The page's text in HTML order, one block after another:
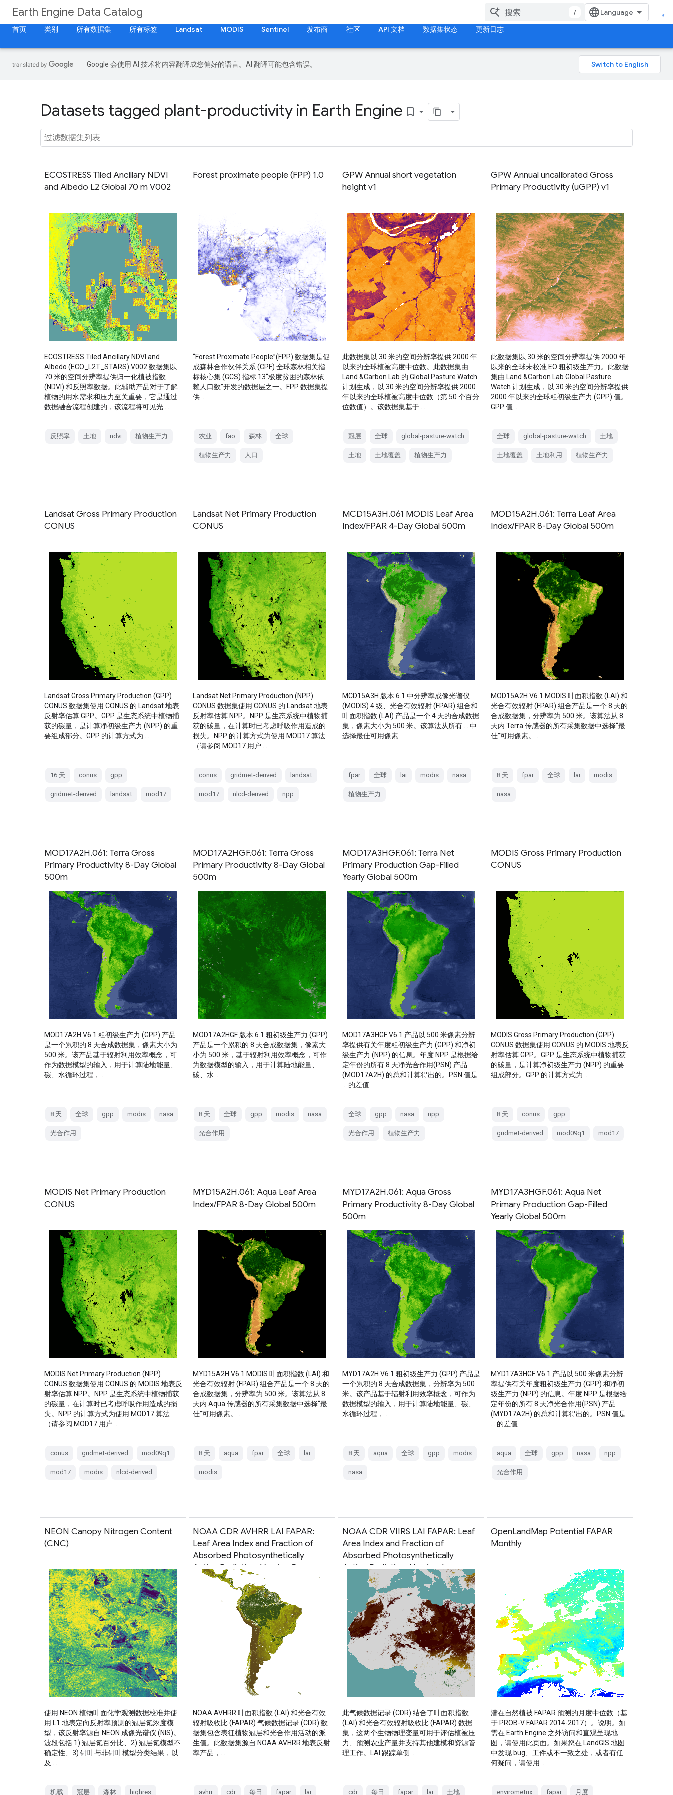
Earth Engine Data Catalog
/
首页
类别 所有数据集 所有标签 Landsat MODIS Sentinel 发布商 社区 API 文档 数据集状态 更新日志
Google 会使用 AI 技术将内容翻译成您偏好的语言。AI 翻译可能包含错误。
Datasets tagged plant-productivity in Earth Engine bookmark_border
ECOSTRESS Tiled Ancillary NDVI
and Albedo L2 Global 70 m V002
ECOSTRESS Tiled Ancillary NDVI and
Albedo (ECO_L2T_STARS) V002 数据集以
70 米的空间分辨率提供归一化植被指数
(NDVI) 和反照率数据。此辅助产品对于了解
植物的用水需求和压力至关重要，它是通过
数据融合流程创建的，该流程将可见光 …
反照率 土地 ndvi 植物生产力
Forest proximate people (FPP) 1.0
“Forest Proximate People”(FPP) 数据集是促
成森林合作伙伴关系 (CPF) 全球森林相关指
标核心集 (GCS) 指标 13“极度贫困的森林依
赖人口数”开发的数据层之一。FPP 数据集提
供 …
农业 fao 森林 全球
植物生产力 人口
GPW Annual short vegetation
height v1
此数据集以 30 米的空间分辨率提供 2000 年
以来的全球植被高度中位数。此数据集由
Land &Carbon Lab 的 Global Pasture Watch
计划生成，以 30 米的空间分辨率提供 2000
年以来的全球植被高度中位数（第 50 个百分
位数值）。该数据集基于 …
冠层 全球 global-pasture-watch
土地 土地覆盖 植物生产力
GPW Annual uncalibrated Gross
Primary Productivity (uGPP) v1
此数据集以 30 米的空间分辨率提供 2000 年
以来的全球未校准 EO 粗初级生产力。此数据
集由 Land &Carbon Lab Global Pasture
Watch 计划生成，以 30 米的空间分辨率提供
2000 年以来的全球粗初级生产力 (GPP) 值。
GPP 值 …
全球 global-pasture-watch 土地
土地覆盖 土地利用 植物生产力
Landsat Gross Primary Production
CONUS
Landsat Gross Primary Production (GPP)
CONUS 数据集使用 CONUS 的 Landsat 地表
反射率估算 GPP。GPP 是生态系统中植物捕
获的碳量，是计算净初级生产力 (NPP) 的重
要组成部分。GPP 的计算方式为 …
16 天 conus gpp
gridmet-derived landsat mod17
Landsat Net Primary Production
CONUS
Landsat Net Primary Production (NPP)
CONUS 数据集使用 CONUS 的 Landsat 地表
反射率估算 NPP。NPP 是生态系统中植物捕
获的碳量，在计算时已考虑呼吸作用造成的
损失。NPP 的计算方式为使用 MOD17 算法
（请参阅 MOD17 用户 …
conus gridmet-derived landsat
mod17 nlcd-derived npp
MCD15A3H.061 MODIS Leaf Area
Index/FPAR 4-Day Global 500m
MCD15A3H 版本 6.1 中分辨率成像光谱仪
(MODIS) 4 级、光合有效辐射 (FPAR) 组合和
叶面积指数 (LAI) 产品是一个 4 天的合成数据
集，像素大小为 500 米。该算法从所有 … 中
选择最佳可用像素
fpar 全球 lai modis nasa
植物生产力
MOD15A2H.061: Terra Leaf Area
Index/FPAR 8-Day Global 500m
MOD15A2H V6.1 MODIS 叶面积指数 (LAI) 和
光合有效辐射 (FPAR) 组合产品是一个 8 天的
合成数据集，分辨率为 500 米。该算法从 8
天内 Terra 传感器的所有采集数据中选择“最
佳”可用像素。…
8 天 fpar 全球 lai modis
nasa
MOD17A2H.061: Terra Gross
Primary Productivity 8-Day Global
500m
MOD17A2H V6.1 粗初级生产力 (GPP) 产品
是一个累积的 8 天合成数据集，像素大小为
500 米。该产品基于辐射利用效率概念，可
作为数据模型的输入，用于计算陆地能量、
碳、水循环过程，…
8 天 全球 gpp modis nasa
光合作用
MOD17A2HGF.061: Terra Gross
Primary Productivity 8-Day Global
500m
MOD17A2HGF 版本 6.1 粗初级生产力 (GPP)
产品是一个累积的 8 天合成数据集，像素大
小为 500 米，基于辐射利用效率概念，可作
为数据模型的输入，用于计算陆地能量、
碳、水 …
8 天 全球 gpp modis nasa
光合作用
MOD17A3HGF.061: Terra Net
Primary Production Gap-Filled
Yearly Global 500m
MOD17A3HGF V6.1 产品以 500 米像素分辨
率提供有关年度粗初级生产力 (GPP) 和净初
级生产力 (NPP) 的信息。年度 NPP 是根据给
定年份的所有 8 天净光合作用(PSN) 产品
(MOD17A2H) 的总和计算得出的。PSN 值是
… 的差值
全球 gpp nasa npp
光合作用 植物生产力
MODIS Gross Primary Production
CONUS
MODIS Gross Primary Production (GPP)
CONUS 数据集使用 CONUS 的 MODIS 地表反
射率估算 GPP。GPP 是生态系统中植物捕获
的碳量，是计算净初级生产力 (NPP) 的重要
组成部分。GPP 的计算方式为 …
8 天 conus gpp
gridmet-derived mod09q1 mod17
MODIS Net Primary Production
CONUS
MODIS Net Primary Production (NPP)
CONUS 数据集使用 CONUS 的 MODIS 地表反
射率估算 NPP。NPP 是生态系统中植物捕获
的碳量，在计算时已考虑呼吸作用造成的损
失。NPP 的计算方式为使用 MOD17 算法
（请参阅 MOD17 用户 …
conus gridmet-derived mod09q1
mod17 modis nlcd-derived
MYD15A2H.061: Aqua Leaf Area
Index/FPAR 8-Day Global 500m
MYD15A2H V6.1 MODIS 叶面积指数 (LAI) 和
光合有效辐射 (FPAR) 组合产品是一个 8 天的
合成数据集，分辨率为 500 米。该算法从 8
天内 Aqua 传感器的所有采集数据中选择“最
佳”可用像素。…
8 天 aqua fpar 全球 lai
modis
MYD17A2H.061: Aqua Gross
Primary Productivity 8-Day Global
500m
MYD17A2H V6.1 粗初级生产力 (GPP) 产品是
一个累积的 8 天合成数据集，分辨率为 500
米。该产品基于辐射利用效率概念，可作为
数据模型的输入，用于计算陆地能量、碳、
水循环过程，…
8 天 aqua 全球 gpp modis
nasa
MYD17A3HGF.061: Aqua Net
Primary Production Gap-Filled
Yearly Global 500m
MYD17A3HGF V6.1 产品以 500 米像素分辨
率提供有关年度粗初级生产力 (GPP) 和净初
级生产力 (NPP) 的信息。年度 NPP 是根据给
定年份的所有 8 天净光合作用(PSN) 产品
(MYD17A2H) 的总和计算得出的。PSN 值是
… 的差值
aqua 全球 gpp nasa npp
光合作用
NEON Canopy Nitrogen Content
(CNC)
使用 NEON 植物叶面化学观测数据校准并使
用 L1 地表定向反射率预测的冠层氮浓度模
型，该反射率源自 NEON 成像光谱仪 (NIS)。
波段包括 1) 冠层氮百分比、2) 冠层氮模型不
确定性、3) 针叶与非针叶模型分类结果，以
及 …
机载 冠层 森林 highres
NOAA CDR AVHRR LAI FAPAR:
Leaf Area Index and Fraction of
Absorbed Photosynthetically
Active Radiation, Version 5
NOAA AVHRR 叶面积指数 (LAI) 和光合有效
辐射吸收比 (FAPAR) 气候数据记录 (CDR) 数
据集包含表征植物冠层和光合作用活动的派
生值。此数据集源自 NOAA AVHRR 地表反射
率产品，…
avhrr cdr 每日 fapar lai
NOAA CDR VIIRS LAI FAPAR: Leaf
Area Index and Fraction of
Absorbed Photosynthetically
Active Radiation, Version 1
此气候数据记录 (CDR) 结合了叶面积指数
(LAI) 和光合有效辐射吸收比 (FAPAR) 数据
集，这两个生物物理变量可用于评估植被压
力、预测农业产量并支持其他建模和资源管
理工作。LAI 跟踪单侧 …
cdr 每日 fapar lai 土地
OpenLandMap Potential FAPAR
Monthly
潜在自然植被 FAPAR 预测的月度中位数（基
于 PROB-V FAPAR 2014-2017）。说明。如
需在 Earth Engine 之外访问和直观呈现地
图，请使用此页面。如果您在 LandGIS 地图
中发现 bug、工件或不一致之处，或者有任
何疑问，请使用 …
envirometrix fapar 月度